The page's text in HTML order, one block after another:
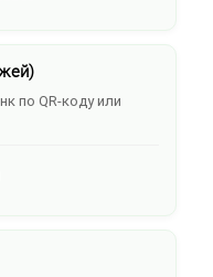
по QR-коду или